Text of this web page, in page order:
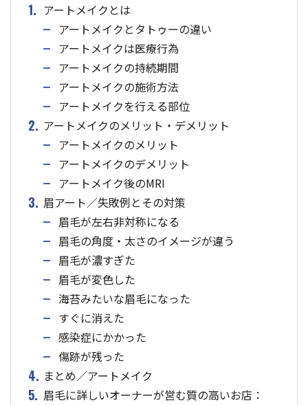
1. アートメイクとは
アートメイクとタトゥーの違い
アートメイクは医療行為
アートメイクの持続期間
アートメイクの施術方法
アートメイクを行える部位
2. アートメイクのメリット・デメリット
アートメイクのメリット
アートメイクのデメリット
アートメイク後のMRI
3. 眉アート／失敗例とその対策
眉毛が左右非対称になる
眉毛の角度・太さのイメージが違う
眉毛が濃すぎた
眉毛が変色した
海苔みたいな眉毛になった
すぐに消えた
感染症にかかった
傷跡が残った
4. まとめ／アートメイク
5. 眉毛に詳しいオーナーが営む質の高いお店：